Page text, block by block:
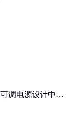
调电源设计中的